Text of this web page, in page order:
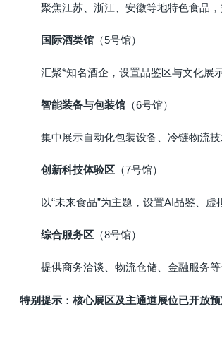
聚焦江苏、浙江、安徽等地特色食品，
国际酒类馆 （5号馆）
汇聚*知名酒企，设置品鉴区与文化展
智能装备与包装馆 （6号馆）
集中展示自动化包装设备、冷链物流
创新科技体验区 （7号馆）
以“未来食品”为主题，设置AI品鉴、
综合服务区 （8号馆）
提供商务洽谈、物流仓储、金融服务
特别提示 ： 核心展区及主通道展位已开放预